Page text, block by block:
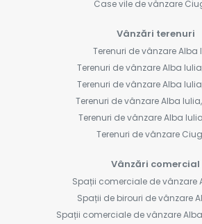
Case vile de vânzare
Vânzări terenuri
Terenuri de vânzare Alba
Terenuri de vânzare Alba
Terenuri de vânzare Alba
Terenuri de vânzare Alba Iulia,
Terenuri de vânzare Alba
Terenuri de vânzare
Vânzări comercial
Spații comerciale de vânzare
Spații de birouri de vânzare
Spații comerciale de vânzare